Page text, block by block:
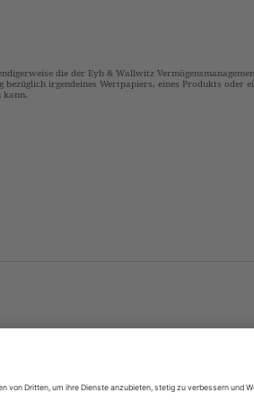
die der Eyb & Wallwitz
irgendeines Wertpapiers, eines Produkts
kann.